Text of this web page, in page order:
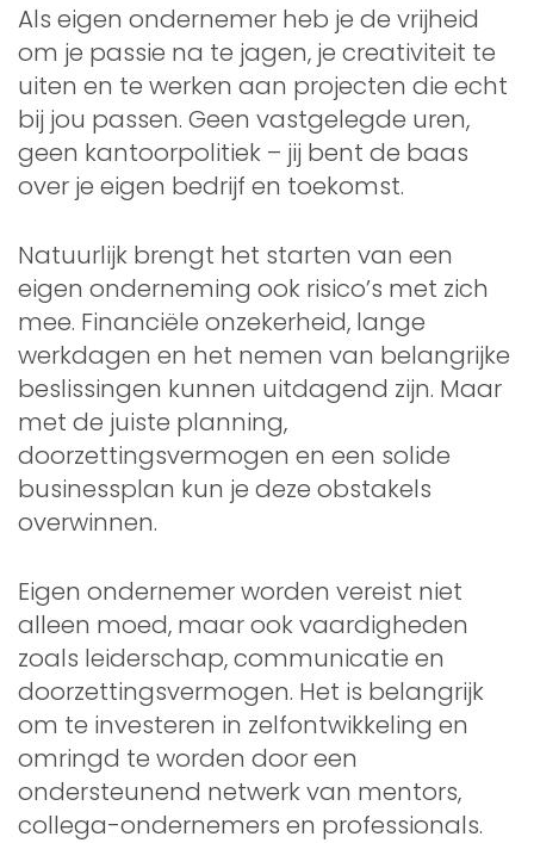
Als eigen ondernemer heb je de vrijheid
om je passie na te jagen, je creativiteit te
uiten en te werken aan projecten die echt
bij jou passen. Geen vastgelegde uren,
geen kantoorpolitiek – jij bent de baas
over je eigen bedrijf en toekomst.
Natuurlijk brengt het starten van een
eigen onderneming ook risico’s met zich
mee. Financiële onzekerheid, lange
werkdagen en het nemen van belangrijke
beslissingen kunnen uitdagend zijn. Maar
met de juiste planning,
doorzettingsvermogen en een solide
businessplan kun je deze obstakels
overwinnen.
Eigen ondernemer worden vereist niet
alleen moed, maar ook vaardigheden
zoals leiderschap, communicatie en
doorzettingsvermogen. Het is belangrijk
om te investeren in zelfontwikkeling en
omringd te worden door een
ondersteunend netwerk van mentors,
collega-ondernemers en professionals.